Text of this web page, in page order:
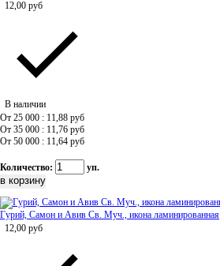
12,00 руб
В наличии
От 25 000 : 11,88 руб
От 35 000 : 11,76 руб
От 50 000 : 11,64 руб
Количество: уп.
Гурий, Самон и Авив Св. Муч., икона ламинированная
12,00 руб